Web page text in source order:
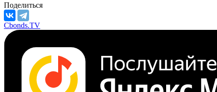
Поделиться
Cbonds.TV